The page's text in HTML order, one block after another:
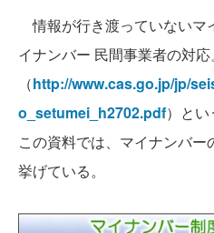
情報が行き渡っていないマ
イナンバー 民間事業者の対応
（http://www.cas.go.jp/jp/
o_setumei_h2702.pdf）とい
この資料では、マイナンバ
挙げている。